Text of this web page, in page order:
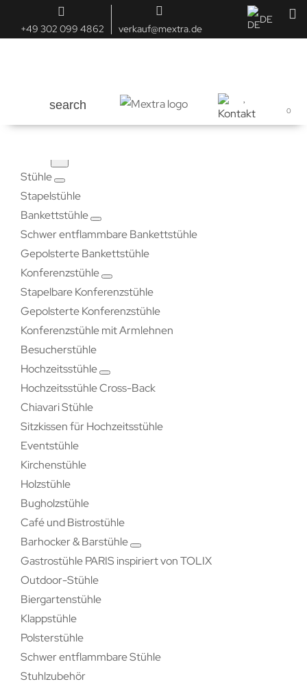
+49 302 099 4862 verkauf@mextra.de
DE
search 0
Stühle
Stapelstühle
Bankettstühle
Schwer entflammbare Bankettstühle
Gepolsterte Bankettstühle
Konferenzstühle
Stapelbare Konferenzstühle
Gepolsterte Konferenzstühle
Konferenzstühle mit Armlehnen
Besucherstühle
Hochzeitsstühle
Hochzeitsstühle Cross-Back
Chiavari Stühle
Sitzkissen für Hochzeitsstühle
Eventstühle
Kirchenstühle
Holzstühle
Bugholzstühle
Café und Bistrostühle
Barhocker & Barstühle
Gastrostühle PARIS inspiriert von TOLIX
Outdoor-Stühle
Biergartenstühle
Klappstühle
Polsterstühle
Schwer entflammbare Stühle
Stuhlzubehör